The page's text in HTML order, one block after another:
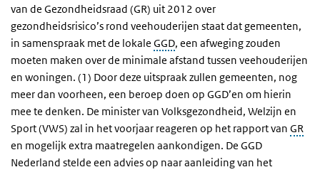
van de Gezondheidsraad (GR) uit 2012 over
gezondheidsrisico’s rond veehouderijen staat dat gemeenten,
in samenspraak met de lokale GGD, een afweging zouden
moeten maken over de minimale afstand tussen veehouderijen
en woningen. (1) Door deze uitspraak zullen gemeenten, nog
meer dan voorheen, een beroep doen op GGD’en om hierin
mee te denken. De minister van Volksgezondheid, Welzijn en
Sport (VWS) zal in het voorjaar reageren op het rapport van GR
en mogelijk extra maatregelen aankondigen. De GGD
Nederland stelde een advies op naar aanleiding van het